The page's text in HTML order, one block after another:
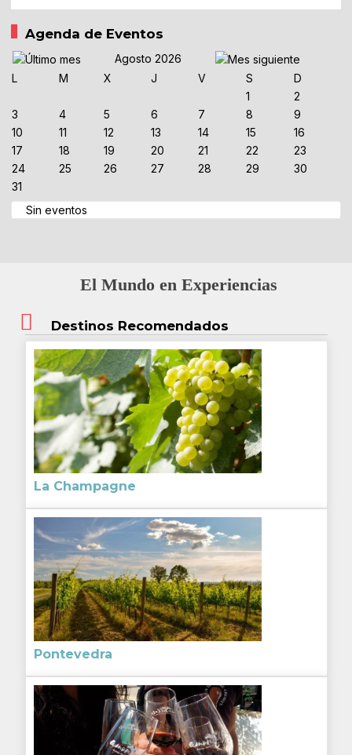
Agenda de Eventos
Agosto 2026
L
M X J V S
D
1
2
3
4 5 6 7 8
9
10
11 12 13 14 15
16
17
18 19 20 21 22
23
24
25 26 27 28 29
30
31
Sin eventos
El Mundo en Experiencias
Destinos Recomendados
La Champagne
Pontevedra